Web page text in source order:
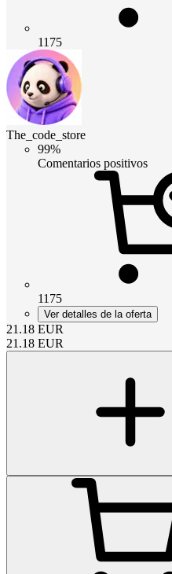
1175
The_code_store
99%
Comentarios positivos
1175
Ver detalles de la oferta
21.18 EUR
21.18 EUR